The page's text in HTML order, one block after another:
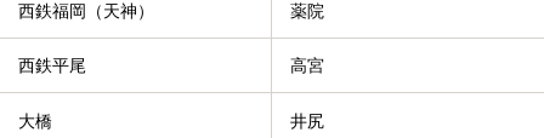
西鉄福岡（天神） 薬院
西鉄平尾 高宮
大橋 井尻